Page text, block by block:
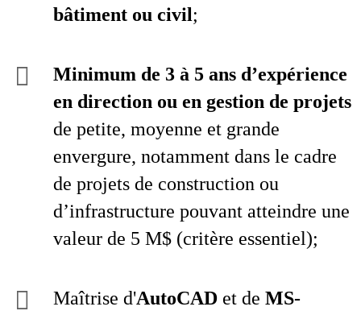
bâtiment ou civil;
Minimum de 3 à 5 ans d’expérience
en direction ou en gestion de projets
de petite, moyenne et grande
envergure, notamment dans le cadre
de projets de construction ou
d’infrastructure pouvant atteindre une
valeur de 5 M$ (critère essentiel);
Maîtrise d'AutoCAD et de MS-